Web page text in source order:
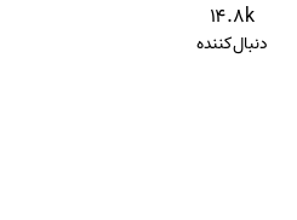
۱۴.۸k
دنبال‌کننده